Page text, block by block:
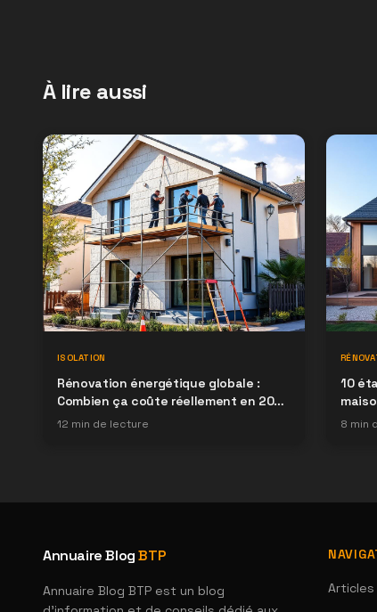
À lire aussi
ISOLATION
Rénovation énergétique globale :
Combien ça coûte réellement en 2026
?
12 min de lecture
10
8 min
Annuaire BlogBTP
Annuaire Blog BTP est un blog
Articles